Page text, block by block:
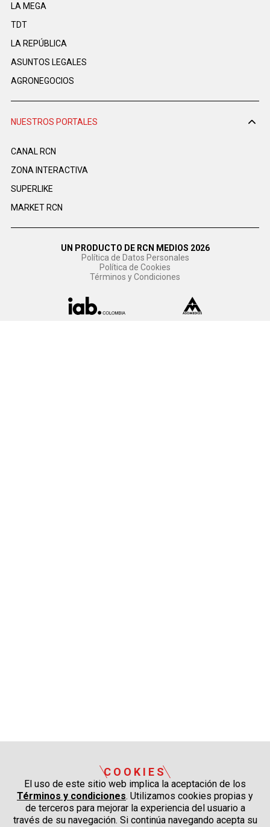
LA MEGA
TDT
LA REPÚBLICA
ASUNTOS LEGALES
AGRONEGOCIOS
NUESTROS PORTALES
CANAL RCN
ZONA INTERACTIVA
SUPERLIKE
MARKET RCN
UN PRODUCTO DE RCN MEDIOS 2026
Política de Datos Personales
Política de Cookies
Términos y Condiciones
COOKIES
El uso de este sitio web implica la aceptación de los
Términos y condiciones. Utilizamos cookies propias y
de terceros para mejorar la experiencia del usuario a
través de su navegación. Si continúa navegando acepta su